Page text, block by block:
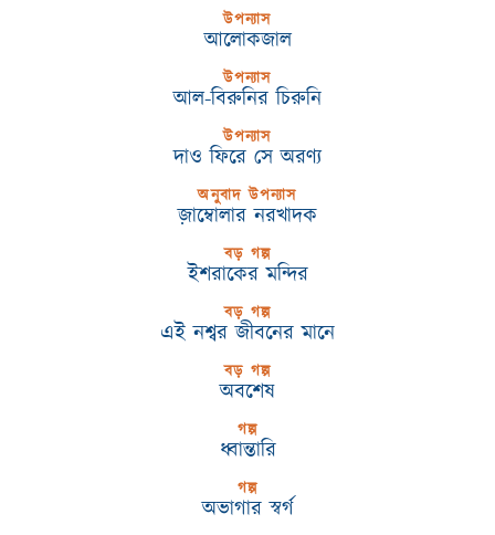
উপন্যাস
আলোকজাল
উপন্যাস
আল-বিরুনির চিরুনি
উপন্যাস
দাও ফিরে সে অরণ্য
অনুবাদ উপন্যাস
জ়াম্বোলার নরখাদক
বড় গল্প
ইশরাকের মন্দির
বড় গল্প
এই নশ্বর জীবনের মানে
বড় গল্প
অবশেষ
গল্প
ধ্বান্তারি
গল্প
অভাগার স্বর্গ